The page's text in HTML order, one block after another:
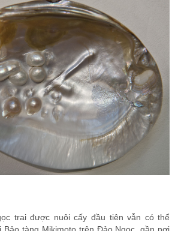
trai được nuôi cấy đầu tiên vẫn có thể